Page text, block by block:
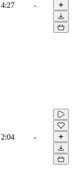
4:27 -
2:04 -